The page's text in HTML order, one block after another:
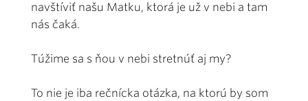
navštíviť našu Matku, ktorá je už v nebi a tam
nás čaká.
Túžime sa s ňou v nebi stretnúť aj my?
To nie je iba rečnícka otázka, na ktorú by som